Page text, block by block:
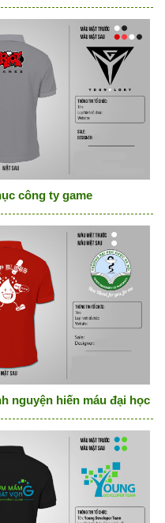
công ty game
nguyện hiến máu đại học